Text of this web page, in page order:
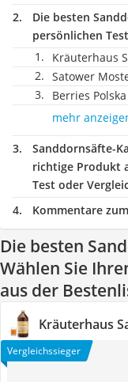
Die besten
persönlichen
Kräuterhaus
Satower
‎Berries
mehr
Sanddornsäfte-
richtige Produkt
Test oder
Kommentare
Die besten
Wählen Sie
aus der
Kräuterhaus
Vergleichssieger